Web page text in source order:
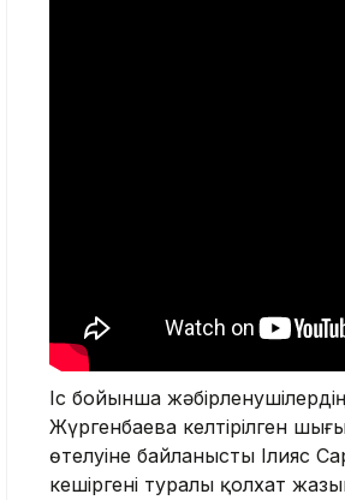
Іс бойынша
Жүргенбаева келтірілген
өтелуіне байланысты Ілияс
кешіргені туралы қолхат